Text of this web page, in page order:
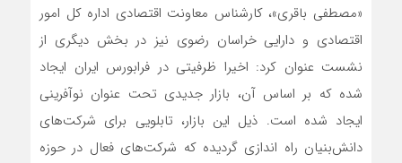
«مصطفی باقری»، کارشناس معاونت اقتصادی اداره کل امور
اقتصادی و دارایی خراسان رضوی نیز در بخش دیگری از
نشست عنوان کرد: اخیرا ظرفیتی در فرابورس ایران ایجاد
شده که بر اساس آن، بازار جدیدی تحت عنوان نوآفرینی
ایجاد شده است. ذیل این بازار، تابلویی برای شرکت‌های
دانش‌بنیان راه اندازی گردیده که شرکت‌های فعال در حوزه